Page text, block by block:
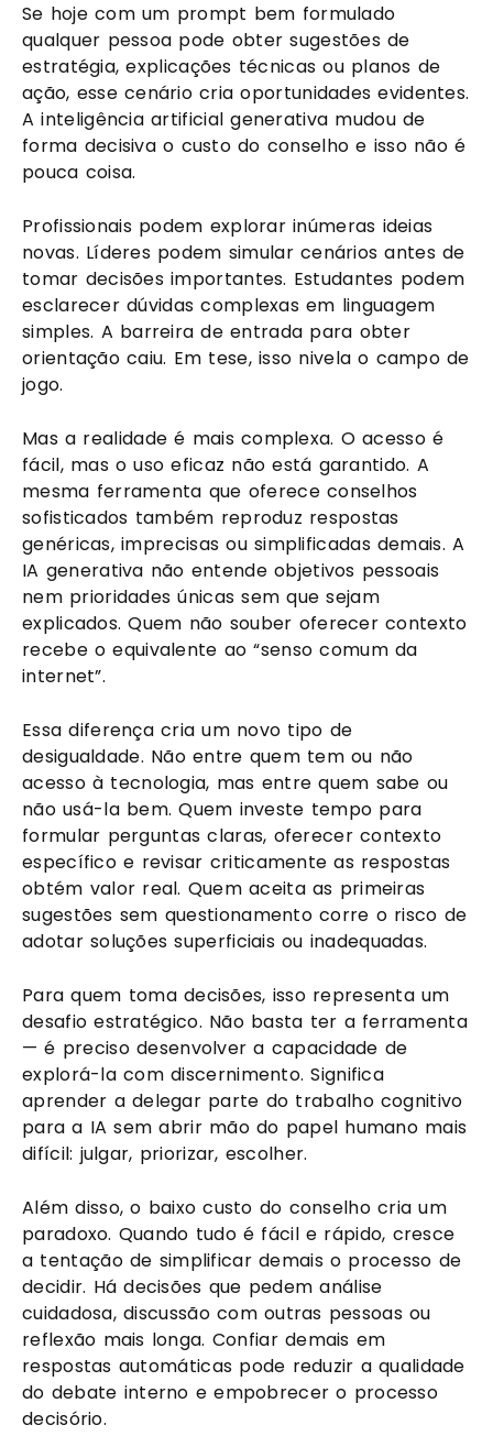
Se hoje com um prompt bem formulado
qualquer pessoa pode obter sugestões de
estratégia, explicações técnicas ou planos de
ação, esse cenário cria oportunidades evidentes.
A inteligência artificial generativa mudou de
forma decisiva o custo do conselho e isso não é
pouca coisa.
Profissionais podem explorar inúmeras ideias
novas. Líderes podem simular cenários antes de
tomar decisões importantes. Estudantes podem
esclarecer dúvidas complexas em linguagem
simples. A barreira de entrada para obter
orientação caiu. Em tese, isso nivela o campo de
jogo.
Mas a realidade é mais complexa. O acesso é
fácil, mas o uso eficaz não está garantido. A
mesma ferramenta que oferece conselhos
sofisticados também reproduz respostas
genéricas, imprecisas ou simplificadas demais. A
IA generativa não entende objetivos pessoais
nem prioridades únicas sem que sejam
explicados. Quem não souber oferecer contexto
recebe o equivalente ao “senso comum da
internet”.
Essa diferença cria um novo tipo de
desigualdade. Não entre quem tem ou não
acesso à tecnologia, mas entre quem sabe ou
não usá-la bem. Quem investe tempo para
formular perguntas claras, oferecer contexto
específico e revisar criticamente as respostas
obtém valor real. Quem aceita as primeiras
sugestões sem questionamento corre o risco de
adotar soluções superficiais ou inadequadas.
Para quem toma decisões, isso representa um
desafio estratégico. Não basta ter a ferramenta
— é preciso desenvolver a capacidade de
explorá-la com discernimento. Significa
aprender a delegar parte do trabalho cognitivo
para a IA sem abrir mão do papel humano mais
difícil: julgar, priorizar, escolher.
Além disso, o baixo custo do conselho cria um
paradoxo. Quando tudo é fácil e rápido, cresce
a tentação de simplificar demais o processo de
decidir. Há decisões que pedem análise
cuidadosa, discussão com outras pessoas ou
reflexão mais longa. Confiar demais em
respostas automáticas pode reduzir a qualidade
do debate interno e empobrecer o processo
decisório.